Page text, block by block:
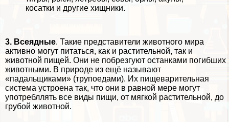
косатки и другие хищники.
3. Всеядные. Такие представители животного мира
активно могут питаться, как и растительной, так и
животной пищей. Они не побрезгуют останками погибших
животными. В природе из ещё называют
«падальщиками» (трупоедами). Их пищеварительная
система устроена так, что они в равной мере могут
употрeбллять все виды пищи, от мягкой растительной, до
грубой животной.